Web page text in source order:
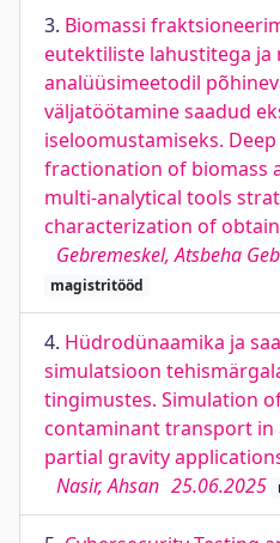
3. Biomassi
eutektiliste lahustitega ja
analüüsimeetodil
väljatöötamine saadud
iseloomustamiseks.
fractionation of biomass
multi-analytical tools
characterization of
Gebremeskel, Atsbeha
magistritööd
4. Hüdrodünaamika ja
simulatsioon
tingimustes. Simulation
contaminant transport
partial gravity
Nasir, Ahsan 25.06.2025